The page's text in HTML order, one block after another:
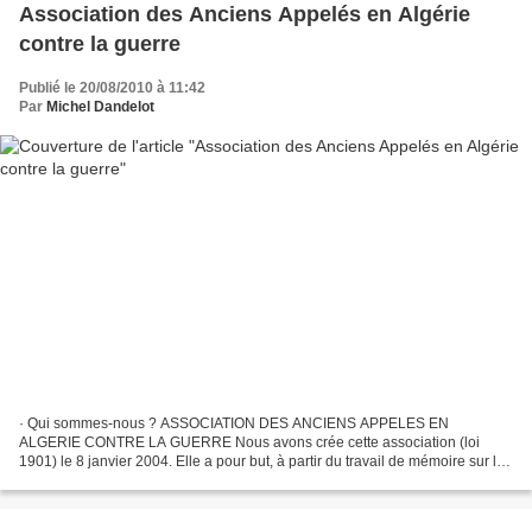
Association des Anciens Appelés en Algérie
contre la guerre
Publié le 20/08/2010 à 11:42
Par Michel Dandelot
· Qui sommes-nous ? ASSOCIATION DES ANCIENS APPELES EN
ALGERIE CONTRE LA GUERRE Nous avons crée cette association (loi
1901) le 8 janvier 2004. Elle a pour but, à partir du travail de mémoire sur la